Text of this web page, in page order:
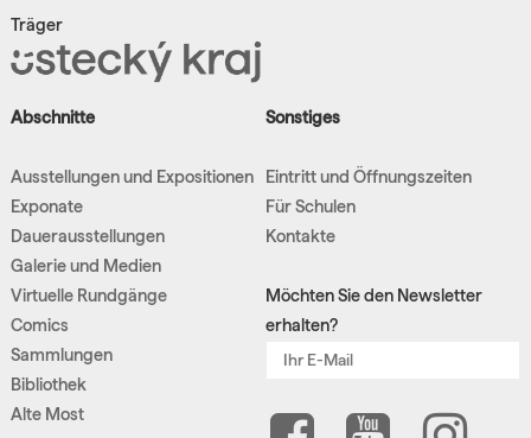
Träger
Abschnitte
Ausstellungen und Expositionen
Exponate
Dauerausstellungen
Galerie und Medien
Virtuelle Rundgänge
Comics
Sammlungen
Bibliothek
Alte Most
Sonstiges
Eintritt und Öffnungszeiten
Für Schulen
Kontakte
Möchten Sie den Newsletter
erhalten?